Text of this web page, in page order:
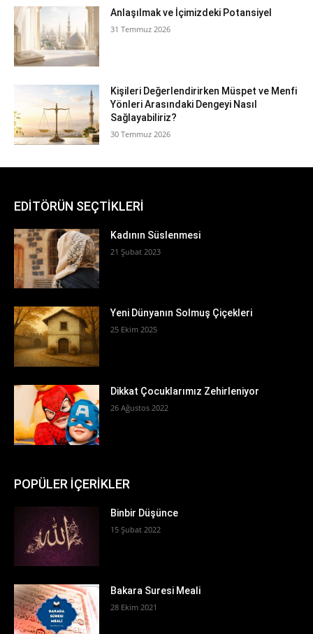
Anlaşılmak ve İçimizdeki Potansiyel
31 Temmuz 2026
Kişileri Değerlendirirken Müspet ve Menfi
Yönleri Arasındaki Dengeyi Nasıl
Sağlayabiliriz?
30 Temmuz 2026
EDİTÖRÜN SEÇTİKLERİ
Kadının Süslenmesi
21 Şubat 2023
Yeni Dünyanın Solmuş Çiçekleri
25 Ekim 2025
Dikkat Çocuklarımız Zehirleniyor
26 Ağustos 2022
POPÜLER İÇERİKLER
Binbir Düşünce
15 Şubat 2022
Bakara Suresi Meali
28 Ekim 2021